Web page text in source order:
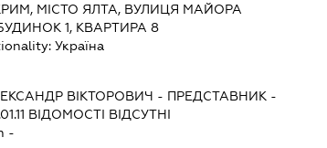
МІСТО ЯЛТА, ВУЛИЦЯ МАЙОРА
1, КВАРТИРА 8
Україна
ВІКТОРОВИЧ - ПРЕДСТАВНИК-
ВІДОМОСТІ ВІДСУТНІ
-